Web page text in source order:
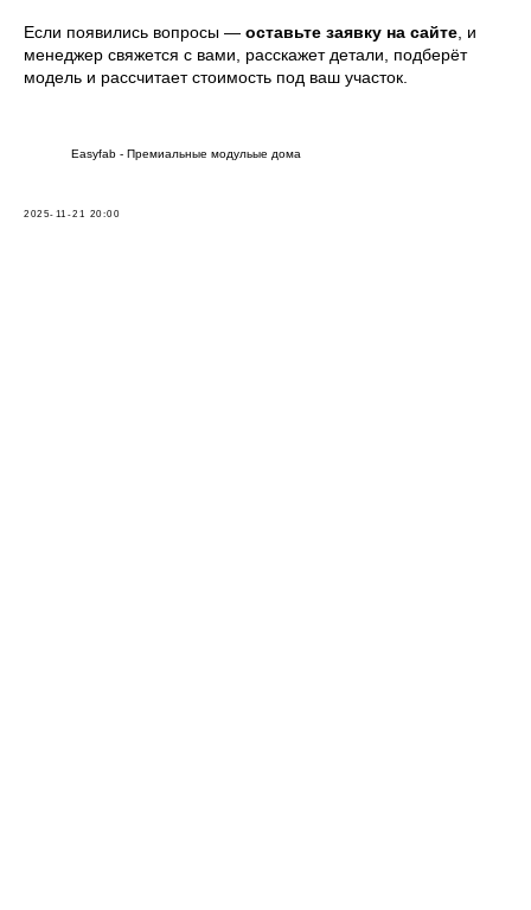
Если появились вопросы — оставьте заявку на сайте, и
менеджер свяжется с вами, расскажет детали, подберёт
модель и рассчитает стоимость под ваш участок.
Easyfab - Премиальные модульые дома
2025-11-21 20:00
Отзывы
Проекты
Преимущества
Контакты
Блог
Безопасность
Дома